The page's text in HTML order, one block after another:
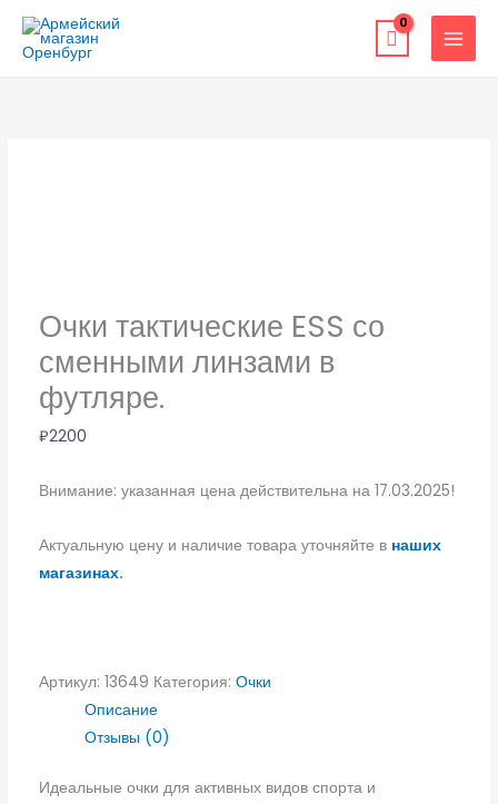
Перейти
содержимому
Очки тактические ESS со
сменными линзами в
футляре.
₽2200
Внимание: указанная цена действительна на 17.03.2025!
Актуальную цену и наличие товара уточняйте в наших
магазинах.
Артикул: 13649 Категория: Очки
Описание
Отзывы (0)
Идеальные очки для активных видов спорта и